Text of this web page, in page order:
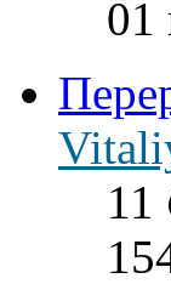
01
11